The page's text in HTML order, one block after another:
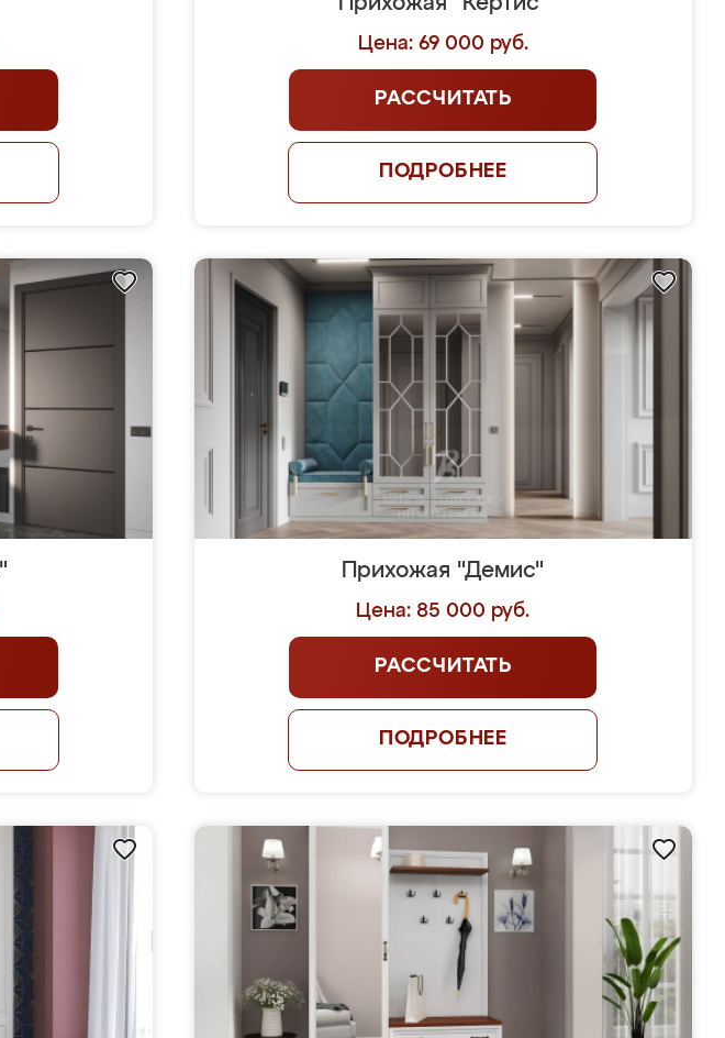
Цена: 69 000 руб.
РАССЧИТАТЬ
ПОДРОБНЕЕ
Прихожая "Демис"
Цена: 85 000 руб.
РАССЧИТАТЬ
ПОДРОБНЕЕ